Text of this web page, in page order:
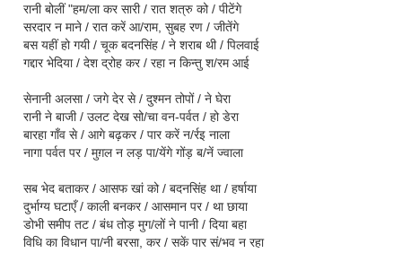
रानी बोलीं"हम/ला कर सारी / रात शत्रु को / पीटेंगे
सरदार न माने / रात करें आ/राम, सुबह रण / जीतेंगे
बस यहीं हो गयी / चूक बदनसिंह / ने शराब थी / पिलवाई
गद्दार भेदिया / देश द्रोह कर / रहा न किन्तु श/रम आई
सेनानी अलसा / जगे देर से / दुश्मन तोपों / ने घेरा
रानी ने बाजी / उलट देख सो/चा वन-पर्वत / हो डेरा
बारहा गाँव से / आगे बढ़कर / पार करें न/र्रइ नाला
नागा पर्वत पर / मुग़ल न लड़ पा/येंगे गोंड़ ब/नें ज्वाला
सब भेद बताकर / आसफ खां को / बदनसिंह था / हर्षाया
दुर्भाग्य घटाएँ / काली बनकर / आसमान पर / था छाया
डोभी समीप तट / बंध तोड़ मुग/लों ने पानी / दिया बहा
विधि का विधान पा/नी बरसा, कर / सकें पार सं/भव न रहा